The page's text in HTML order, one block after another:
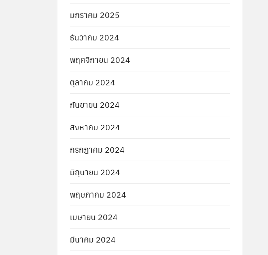
มกราคม 2025
ธันวาคม 2024
พฤศจิกายน 2024
ตุลาคม 2024
กันยายน 2024
สิงหาคม 2024
กรกฎาคม 2024
มิถุนายน 2024
พฤษภาคม 2024
เมษายน 2024
มีนาคม 2024